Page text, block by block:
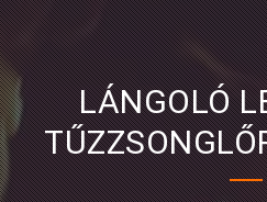
LÁNGOLÓ